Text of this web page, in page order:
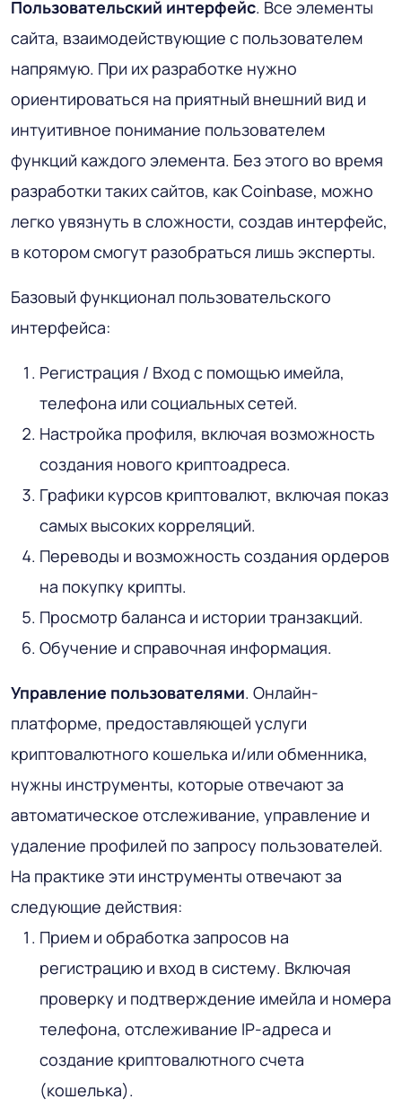
Пользовательский интерфейс. Все элементы
сайта, взаимодействующие с пользователем
напрямую. При их разработке нужно
ориентироваться на приятный внешний вид и
интуитивное понимание пользователем
функций каждого элемента. Без этого во время
разработки таких сайтов, как Coinbase, можно
легко увязнуть в сложности, создав интерфейс,
в котором смогут разобраться лишь эксперты.
Базовый функционал пользовательского
интерфейса:
Регистрация / Вход с помощью имейла,
телефона или социальных сетей.
Настройка профиля, включая возможность
создания нового криптоадреса.
Графики курсов криптовалют, включая показ
самых высоких корреляций.
Переводы и возможность создания ордеров
на покупку крипты.
Просмотр баланса и истории транзакций.
Обучение и справочная информация.
Управление пользователями. Онлайн-
платформе, предоставляющей услуги
криптовалютного кошелька и/или обменника,
нужны инструменты, которые отвечают за
автоматическое отслеживание, управление и
удаление профилей по запросу пользователей.
На практике эти инструменты отвечают за
следующие действия:
Прием и обработка запросов на
регистрацию и вход в систему. Включая
проверку и подтверждение имейла и номера
телефона, отслеживание IP-адреса и
создание криптовалютного счета
(кошелька).